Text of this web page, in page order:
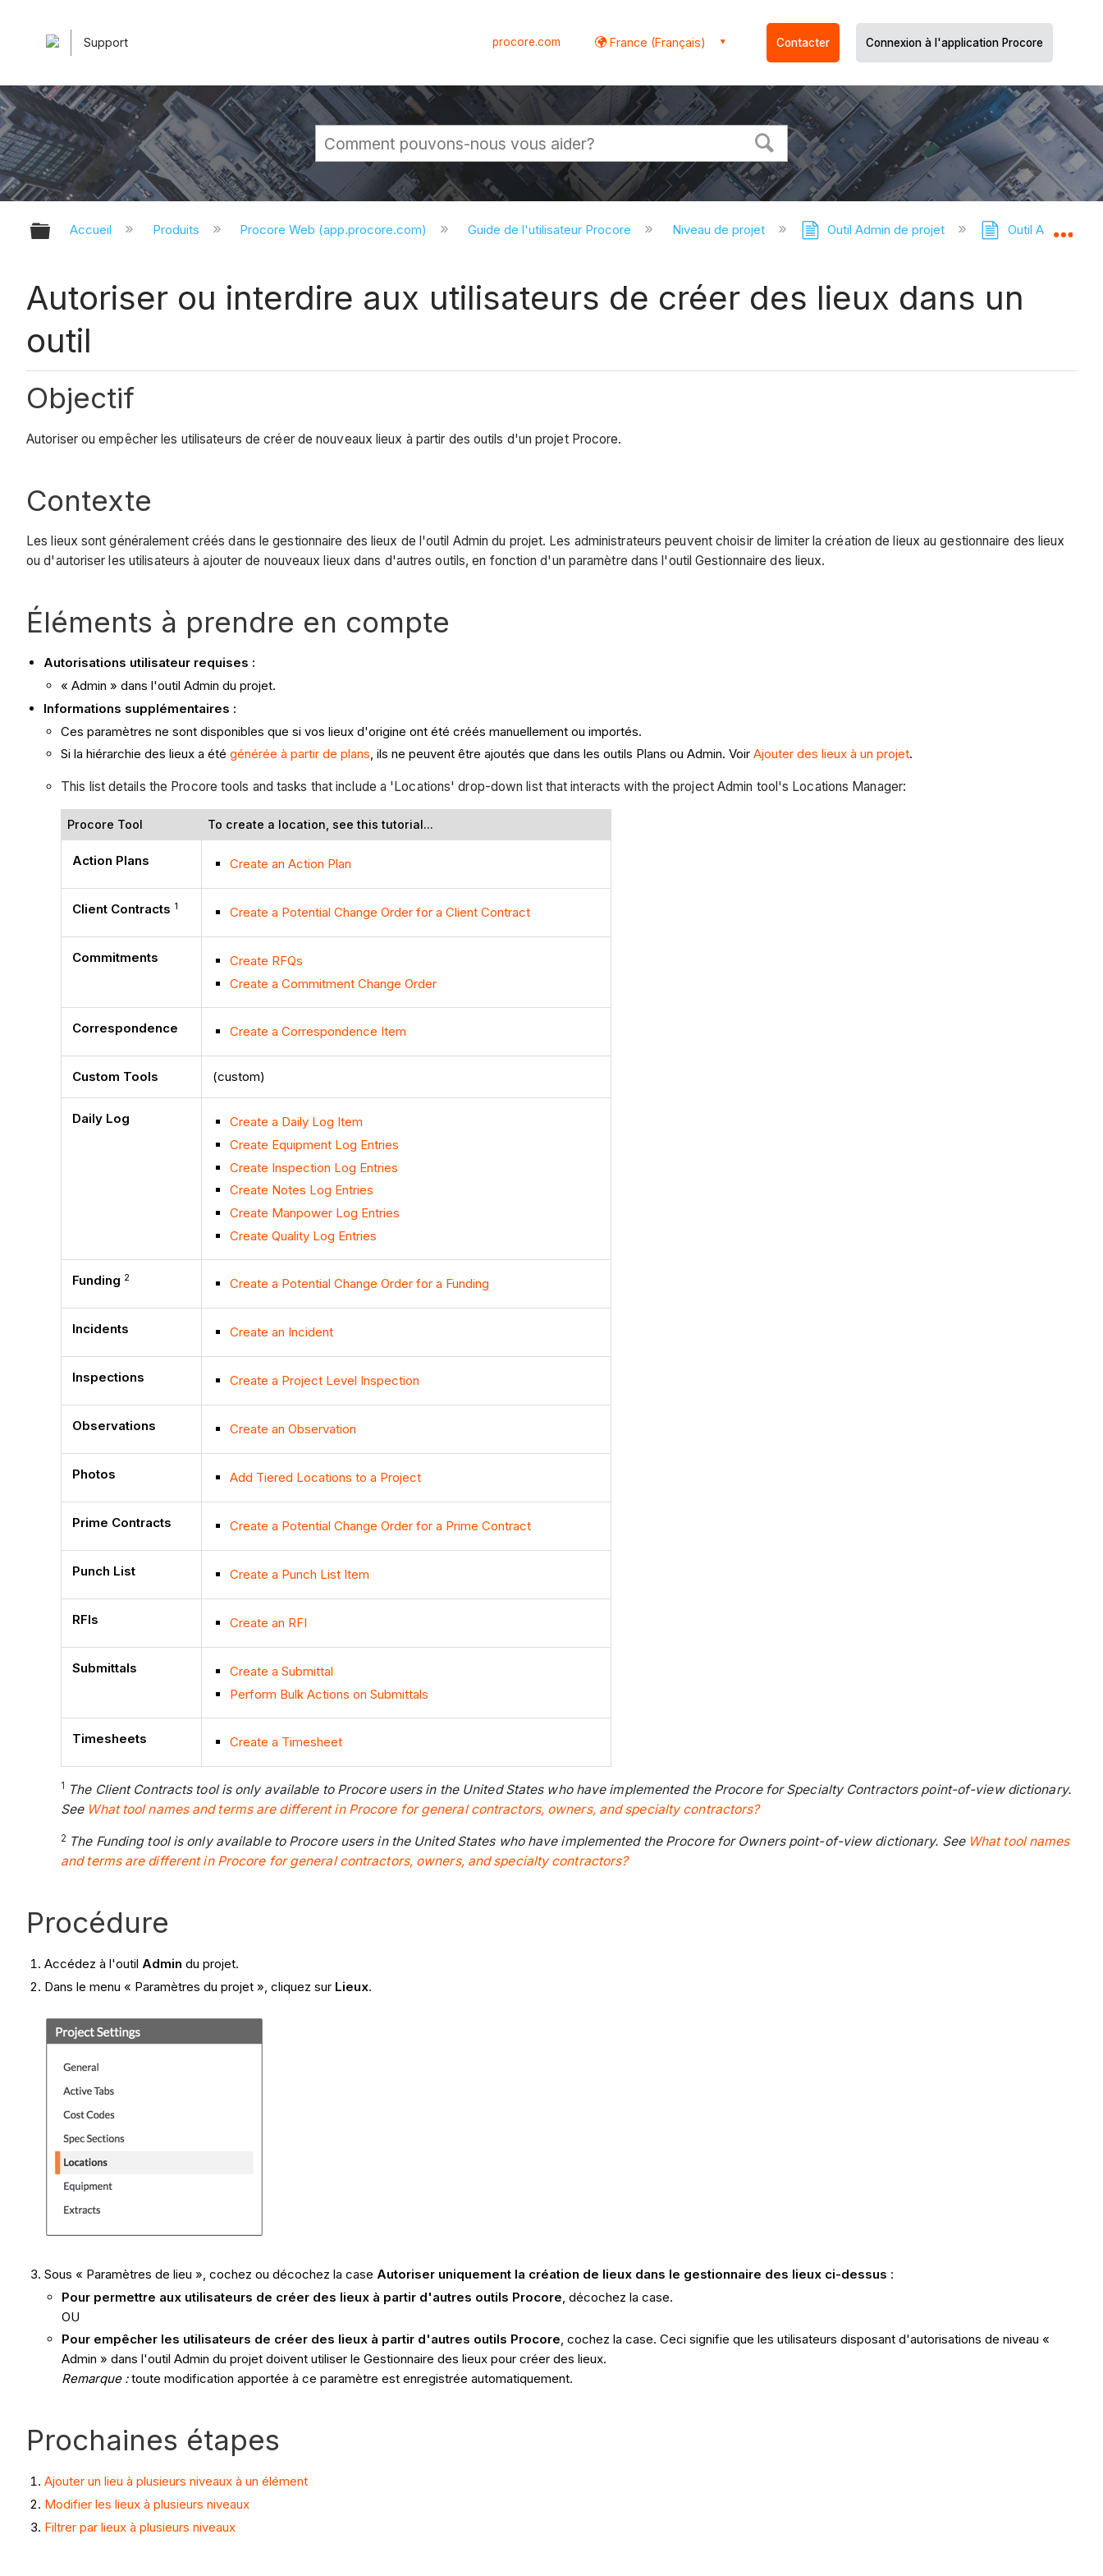
Support procore.com France (Français) Contacter Connexion à l'application Procore
Développer/réduire la hiérarchie globale
Accueil Produits Procore Web (app.procore.com) Guide de l'utilisateur Procore Niveau de projet Outil Admin de projet Outil Admin de
Autoriser ou interdire aux utilisateurs de créer des lieux dans un
outil
Objectif
Autoriser ou empêcher les utilisateurs de créer de nouveaux lieux à partir des outils d'un projet Procore.
Contexte
Les lieux sont généralement créés dans le gestionnaire des lieux de l'outil Admin du projet. Les administrateurs peuvent choisir de limiter la création de lieux au gestionnaire des lieux
ou d'autoriser les utilisateurs à ajouter de nouveaux lieux dans d'autres outils, en fonction d'un paramètre dans l'outil Gestionnaire des lieux.
Éléments à prendre en compte
Autorisations utilisateur requises :
« Admin » dans l'outil Admin du projet.
Informations supplémentaires :
Ces paramètres ne sont disponibles que si vos lieux d'origine ont été créés manuellement ou importés.
Si la hiérarchie des lieux a été générée à partir de plans, ils ne peuvent être ajoutés que dans les outils Plans ou Admin. Voir Ajouter des lieux à un projet.
This list details the Procore tools and tasks that include a 'Locations' drop-down list that interacts with the project Admin tool's Locations Manager:
Procore Tool To create a location, see this tutorial...
Action Plans Create an Action Plan
Client Contracts 1 Create a Potential Change Order for a Client Contract
Commitments
Create RFQs
Create a Commitment Change Order
Correspondence Create a Correspondence Item
Custom Tools (custom)
Daily Log
Create a Daily Log Item
Create Equipment Log Entries
Create Inspection Log Entries
Create Notes Log Entries
Create Manpower Log Entries
Create Quality Log Entries
Funding 2 Create a Potential Change Order for a Funding
Incidents Create an Incident
Inspections Create a Project Level Inspection
Observations Create an Observation
Photos Add Tiered Locations to a Project
Prime Contracts Create a Potential Change Order for a Prime Contract
Punch List Create a Punch List Item
RFIs Create an RFI
Submittals
Create a Submittal
Perform Bulk Actions on Submittals
Timesheets Create a Timesheet
1
The Client Contracts tool is only available to Procore users in the United States who have implemented the Procore for Specialty Contractors point-of-view dictionary.
See What tool names and terms are different in Procore for general contractors, owners, and specialty contractors?
2 The Funding tool is only available to Procore users in the United States who have implemented the Procore for Owners point-of-view dictionary. See What tool names
and terms are different in Procore for general contractors, owners, and specialty contractors?
Procédure
Accédez à l'outil Admin du projet.
Dans le menu « Paramètres du projet », cliquez sur Lieux.
Sous « Paramètres de lieu », cochez ou décochez la case Autoriser uniquement la création de lieux dans le gestionnaire des lieux ci-dessus :
Pour permettre aux utilisateurs de créer des lieux à partir d'autres outils Procore , décochez la case.
OU
Pour empêcher les utilisateurs de créer des lieux à partir d'autres outils Procore, cochez la case. Ceci signifie que les utilisateurs disposant d'autorisations de niveau «
Admin » dans l'outil Admin du projet doivent utiliser le Gestionnaire des lieux pour créer des lieux.
Remarque :toute modification apportée à ce paramètre est enregistrée automatiquement.
Prochaines étapes
Ajouter un lieu à plusieurs niveaux à un élément
Modifier les lieux à plusieurs niveaux
Filtrer par lieux à plusieurs niveaux